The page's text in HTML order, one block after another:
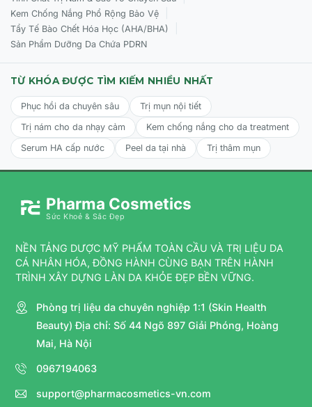
Cách Sử Dụng CỦA Ziaja Acai Berry Satin Body Mousse
Effective Moisturising 200ml
Lấy một lượng mousse vừa đủ massage nhẹ nhàng lên
toàn bộ cơ thể cho đến khi dưỡng chất thẩm thấu hoàn
toàn.
Đối với làn da quá khô, nên sử dụng ít nhất 2 lần/ngày
(sáng và tối).
Kem Chống Nắng Phổ Rộng Bảo Vệ
Tẩy Tế Bào Chết Hóa Học (AHA/BHA)
Sản Phẩm Dưỡng Da Chứa PDRN
TỪ KHÓA ĐƯỢC TÌM KIẾM NHIỀU NHẤT
Phục hồi da chuyên sâu
Trị mụn nội tiết
Trị nám cho da nhạy cảm
Kem chống nắng cho da treatment
Serum HA cấp nước
Peel da tại nhà Trị thâm mụn
Pharma Cosmetics
Sức Khoẻ & Sắc Đẹp
NỀN TẢNG DƯỢC MỸ PHẨM TOÀN CẦU VÀ TRỊ LIỆU DA
CÁ NHÂN HÓA, ĐỒNG HÀNH CÙNG BẠN TRÊN HÀNH
TRÌNH XÂY DỰNG LÀN DA KHỎE ĐẸP BỀN VỮNG.
Phòng trị liệu da chuyên nghiệp 1:1 (Skin Health
Beauty) Địa chỉ: Số 44 Ngõ 897 Giải Phóng, Hoàng
Mai, Hà Nội
0967194063
support@pharmacosmetics-vn.com